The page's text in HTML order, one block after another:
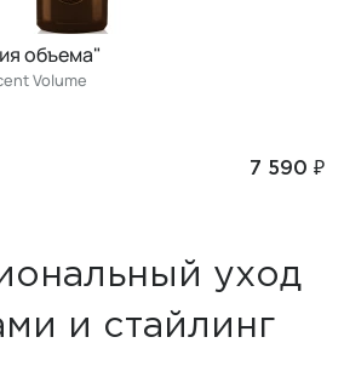
объема"
Volume
7 590 ₽
уход
и стайлинг